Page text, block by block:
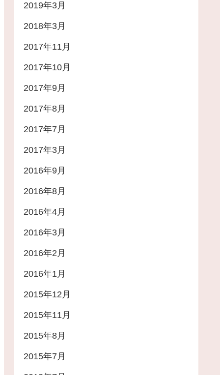
2019年3月
2018年3月
2017年11月
2017年10月
2017年9月
2017年8月
2017年7月
2017年3月
2016年9月
2016年8月
2016年4月
2016年3月
2016年2月
2016年1月
2015年12月
2015年11月
2015年8月
2015年7月